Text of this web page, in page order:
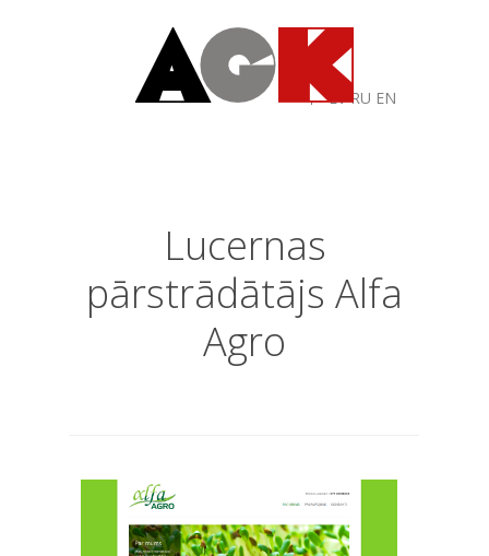
LV RU EN
Lucernas
pārstrādātājs Alfa
Agro